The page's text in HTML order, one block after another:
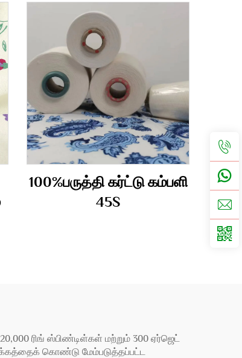
100%பருத்தி கர்ட்டு கம்பளி
45S
ரிங் ஸ்பிண்டிள்கள் மற்றும் 300 ஏர்ஜெட்
கொண்டு மேம்படுத்தப்பட்ட